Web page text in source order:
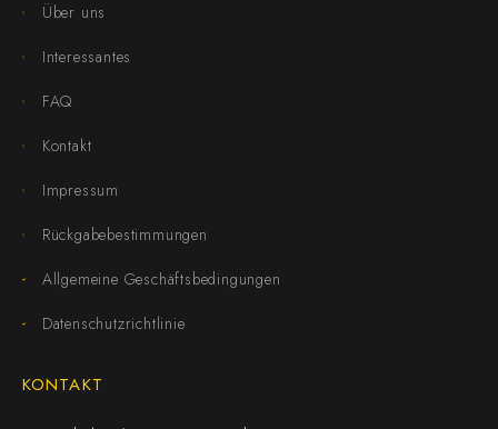
Über uns
Interessantes
FAQ
Kontakt
Impressum
Rückgabebestimmungen
Allgemeine Geschäftsbedingungen
Datenschutzrichtlinie
KONTAKT